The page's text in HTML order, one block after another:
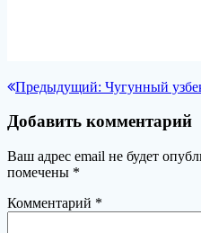
Навигация
по
записям
Предыдущий: Предыдущая
Чугунный
Добавить комментарий
Ваш адрес email не будет
помечены *
Комментарий *